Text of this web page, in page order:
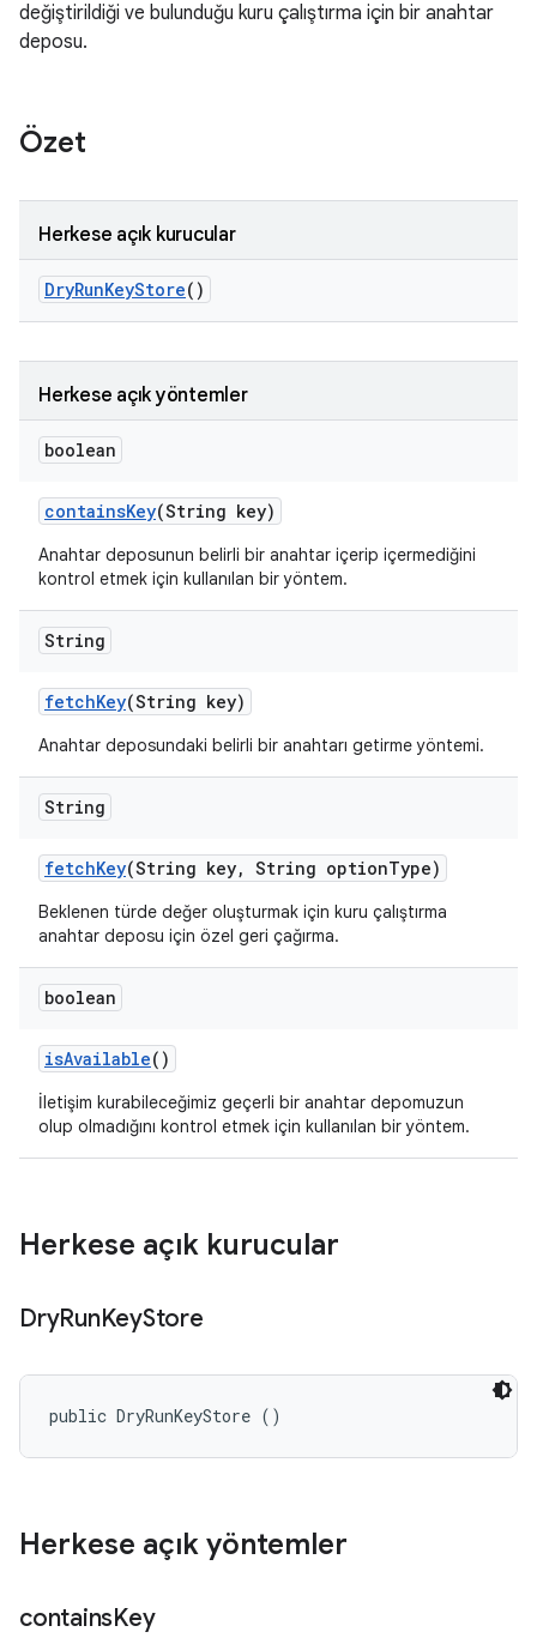
değiştirildiği ve bulunduğu kuru çalıştırma için bir anahtar
deposu.
Özet
Herkese açık kurucular
DryRunKeyStore()
Herkese açık yöntemler
boolean
containsKey(String key)
Anahtar deposunun belirli bir anahtar içerip içermediğini
kontrol etmek için kullanılan bir yöntem.
String
fetchKey(String key)
Anahtar deposundaki belirli bir anahtarı getirme yöntemi.
String
fetchKey(String key, String optionType)
Beklenen türde değer oluşturmak için kuru çalıştırma
anahtar deposu için özel geri çağırma.
boolean
isAvailable()
İletişim kurabileceğimiz geçerli bir anahtar depomuzun
olup olmadığını kontrol etmek için kullanılan bir yöntem.
Herkese açık kurucular
DryRunKeyStore
public DryRunKeyStore ()
Herkese açık yöntemler
containsKey